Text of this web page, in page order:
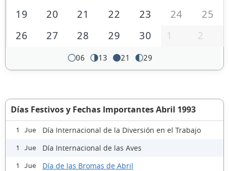
19
20 21 22 23 24
25
26
27 28 29 30 1 2
06 13 21 29
Días Festivos y Fechas Importantes Abril 1993
1 Jue Día Internacional de la Diversión en el Trabajo
1 Jue Día Internacional de las Aves
1 Jue Día de las Bromas de Abril